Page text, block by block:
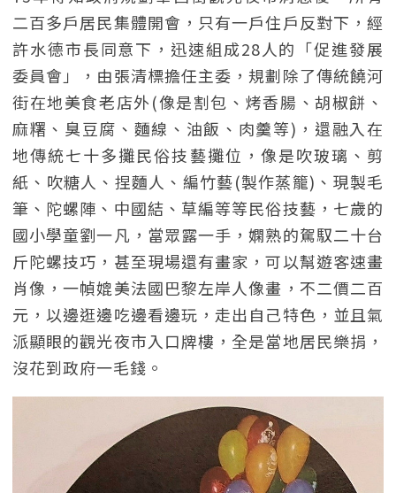
二百多戶居民集體開會，只有一戶住戶反對下，經
許水德市長同意下，迅速組成28人的「促進發展
委員會」，由張清標擔任主委，規劃除了傳統饒河
街在地美食老店外(像是割包、烤香腸、胡椒餅、
麻糬、臭豆腐、麵線、油飯、肉羹等)，還融入在
地傳統七十多攤民俗技藝攤位，像是吹玻璃、剪
紙、吹糖人、捏麵人、編竹藝(製作蒸籠)、現製毛
筆、陀螺陣、中國結、草編等等民俗技藝，七歲的
國小學童劉一凡，當眾露一手，嫻熟的駕馭二十台
斤陀螺技巧，甚至現場還有畫家，可以幫遊客速畫
肖像，一幀媲美法國巴黎左岸人像畫，不二價二百
元，以邊逛邊吃邊看邊玩，走出自己特色，並且氣
派顯眼的觀光夜市入口牌樓，全是當地居民樂捐，
沒花到政府一毛錢。